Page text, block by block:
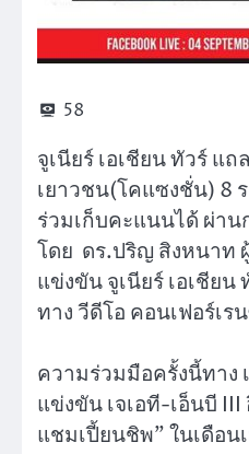
58
จูเนียร์ เอเชียน ทัวร์ แ
เยาวชน(โคแซงชั่น) 8
ร่วมเก็บคะแนนได้ ผ่า
โดย ดร.ปริญ สิงหนาท
แข่งขัน จูเนียร์ เอเชีย
ทาง วีดีโอ คอนเฟอร์เ
ความร่วมมือครั้งนี้ทาง
แข่งขัน เจเอที-เอ็นบี
แชมเปี้ยนชิพ” ในเดือ